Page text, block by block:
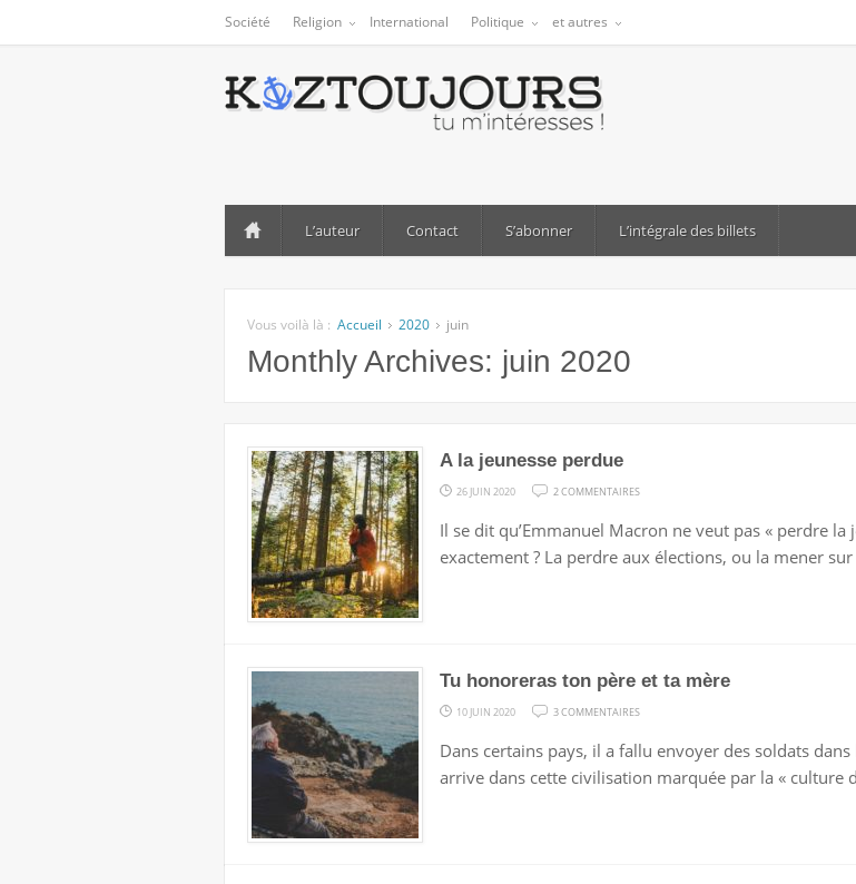
Société Religion International Politique et autres
L’auteur Contact S’abonner L’intégrale des billets
Vous voilà là : Accueil 2020 juin
Monthly Archives: juin 2020
A la jeunesse perdue
26 JUIN 2020 2 COMMENTAIRES
LA
JEUNESSE
Il se dit qu’Emmanuel Macron ne veut pas « perdre la
exactement ? La perdre aux élections, ou la mener
Tu honoreras ton père et ta mère
10 JUIN 2020 3 COMMENTAIRES
HONORERAS
TON
Dans certains pays, il a fallu envoyer des soldats
arrive dans cette civilisation marquée par la « culture